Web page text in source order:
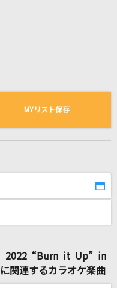
る曲の一覧
MYリスト保存
2022 “Burn it Up” in
関連するカラオケ楽曲